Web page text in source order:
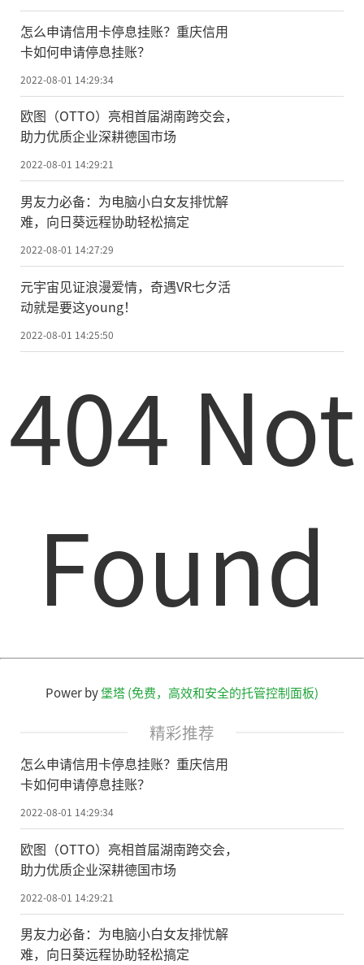
怎么申请信用卡停息挂账？重庆信用
卡如何申请停息挂账？
2022-08-01 14:29:34
欧图（OTTO）亮相首届湖南跨交会，
助力优质企业深耕德国市场
2022-08-01 14:29:21
男友力必备：为电脑小白女友排忧解
难，向日葵远程协助轻松搞定
2022-08-01 14:27:29
元宇宙见证浪漫爱情，奇遇VR七夕活
动就是要这young！
2022-08-01 14:25:50
404 Not
Found
Power by堡塔 (免费，高效和安全的托管控制面板)
精彩推荐
怎么申请信用卡停息挂账？重庆信用
卡如何申请停息挂账？
2022-08-01 14:29:34
欧图（OTTO）亮相首届湖南跨交会，
助力优质企业深耕德国市场
2022-08-01 14:29:21
男友力必备：为电脑小白女友排忧解
难，向日葵远程协助轻松搞定